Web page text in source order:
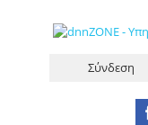
Σύνδεση